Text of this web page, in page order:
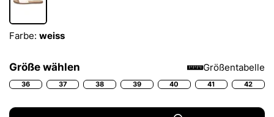
Farbe: weiss
Größe wählen Größentabelle
36 37 38 39 40 41 42